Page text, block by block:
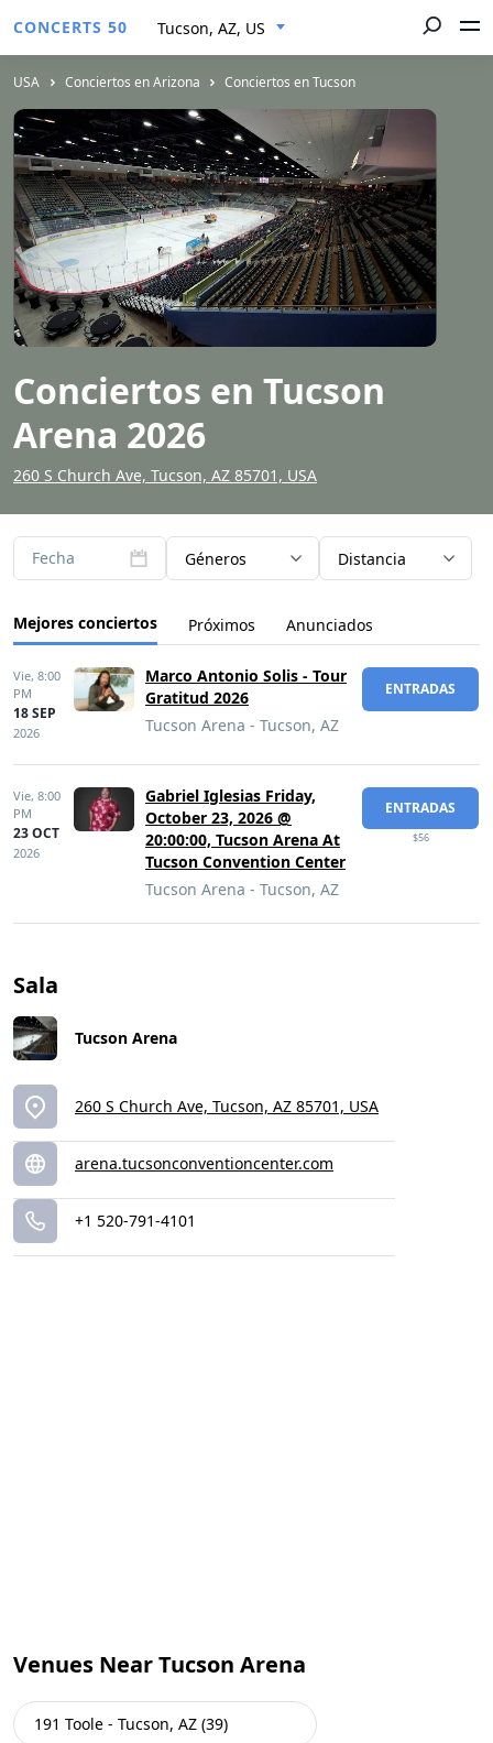
CONCERTS 50 Tucson, AZ, US
USA Conciertos en Arizona Conciertos en Tucson
Conciertos en Tucson
Arena 2026
260 S Church Ave, Tucson, AZ 85701, USA
Fecha Géneros Distancia
Mejores conciertos Próximos Anunciados
Vie, 8:00
PM
18 SEP
2026
Marco Antonio Solis - Tour
Gratitud 2026
Tucson Arena - Tucson, AZ
ENTRADAS
Vie, 8:00
PM
23 OCT
2026
Gabriel Iglesias Friday,
October 23, 2026 @
20:00:00, Tucson Arena At
Tucson Convention Center
Tucson Arena - Tucson, AZ
ENTRADAS
$56
Sala
Tucson Arena
260 S Church Ave, Tucson, AZ 85701, USA
arena.tucsonconventioncenter.com
+1 520-791-4101
Venues Near Tucson Arena
191 Toole - Tucson, AZ (39)